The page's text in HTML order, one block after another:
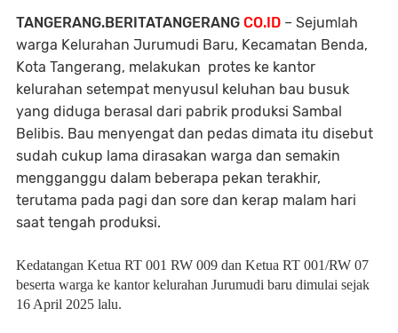
TANGERANG.BERITATANGERANG CO.ID – Sejumlah
warga Kelurahan Jurumudi Baru, Kecamatan Benda,
Kota Tangerang, melakukan protes ke kantor
kelurahan setempat menyusul keluhan bau busuk
yang diduga berasal dari pabrik produksi Sambal
Belibis. Bau menyengat dan pedas dimata itu disebut
sudah cukup lama dirasakan warga dan semakin
mengganggu dalam beberapa pekan terakhir,
terutama pada pagi dan sore dan kerap malam hari
saat tengah produksi.
Kedatangan Ketua RT 001 RW 009 dan Ketua RT 001/RW 07
beserta warga ke kantor kelurahan Jurumudi baru dimulai sejak
16 April 2025 lalu.